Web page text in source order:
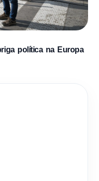
política na Europa